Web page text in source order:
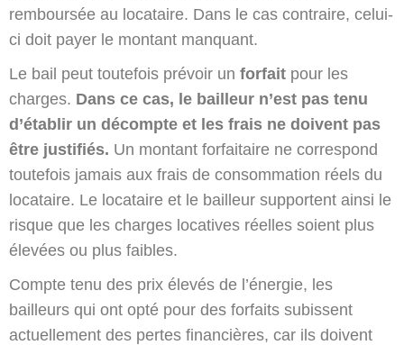
remboursée au locataire. Dans le cas contraire, celui-
ci doit payer le montant manquant.
Le bail peut toutefois prévoir un forfait pour les
charges. Dans ce cas, le bailleur n’est pas tenu
d’établir un décompte et les frais ne doivent pas
être justifiés. Un montant forfaitaire ne correspond
toutefois jamais aux frais de consommation réels du
locataire. Le locataire et le bailleur supportent ainsi le
risque que les charges locatives réelles soient plus
élevées ou plus faibles.
Compte tenu des prix élevés de l’énergie, les
bailleurs qui ont opté pour des forfaits subissent
actuellement des pertes financières, car ils doivent